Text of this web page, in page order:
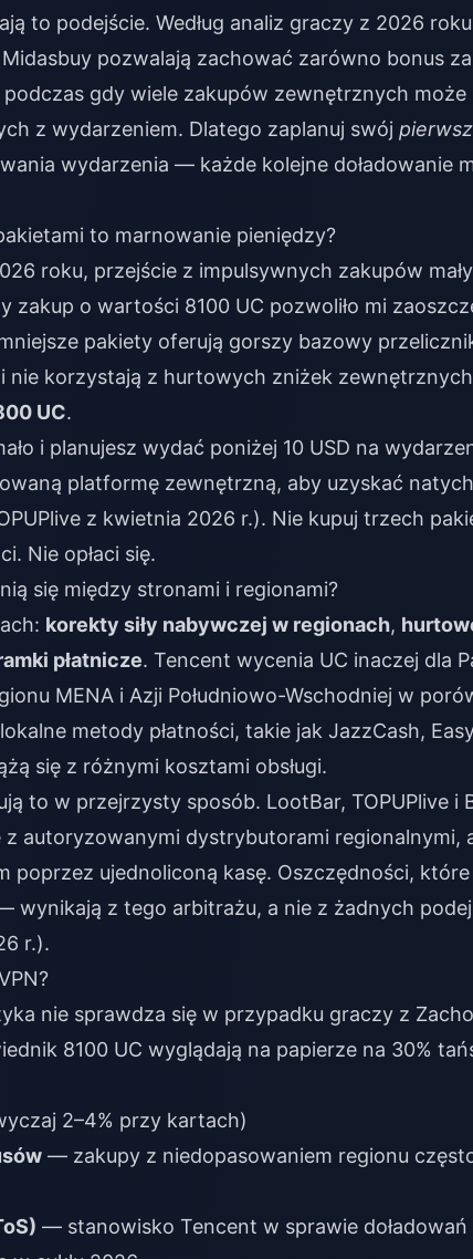
to podejście. Według analiz graczy z 2026
pozwalają zachować zarówno bonus
gdy wiele zakupów zewnętrznych może
z wydarzeniem. Dlatego zaplanuj swój
wydarzenia — każde kolejne doładowanie
to marnowanie pieniędzy?
roku, przejście z impulsywnych zakupów
zakup o wartości 8100 UC pozwoliło mi
pakiety oferują gorszy bazowy
nie korzystają z hurtowych zniżek
UC.
i planujesz wydać poniżej 10 USD na
platformę zewnętrzną, aby uzyskać
z kwietnia 2026 r.). Nie kupuj trzech
Nie opłaci się.
się między stronami i regionami?
korekty siły nabywczej w regionach,
płatnicze. Tencent wycenia UC inaczej dla
MENA i Azji Południowo-Wschodniej w
metody płatności, takie jak JazzCash,
się z różnymi kosztami obsługi.
to w przejrzysty sposób. LootBar, TOPUPlive i
autoryzowanymi dystrybutorami regionalnymi,
poprzez ujednoliconą kasę. Oszczędności,
wynikają z tego arbitrażu, a nie z żadnych
r.).
nie sprawdza się w przypadku graczy z
8100 UC wyglądają na papierze na 30%
2–4% przy kartach)
— zakupy z niedopasowaniem regionu
— stanowisko Tencent w sprawie doładowań